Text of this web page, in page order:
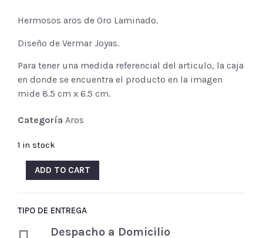
Hermosos aros de Oro Laminado.
Diseño de Vermar Joyas.
Para tener una medida referencial del articulo, la caja
en donde se encuentra el producto en la imagen
mide 8.5 cm x 6.5 cm.
Categoría Aros
1 in stock
ADD TO CART
TIPO DE ENTREGA
Despacho a Domicilio